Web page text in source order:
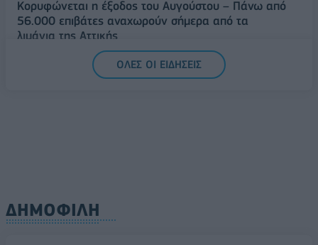
Κορυφώνεται η έξοδος του Αυγούστου – Πάνω από
56.000 επιβάτες αναχωρούν σήμερα από τα
λιμάνια της Αττικής
ΕΛΛΑΔΑ
Δυτική Αττική: Η επόμενη ημέρα μετά τις πυρκαγιές
ΟΛΕΣ ΟΙ ΕΙΔΗΣΕΙΣ
ΔΗΜΟΦΙΛΗ